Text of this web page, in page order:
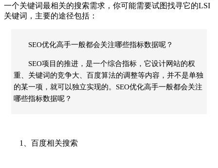
一个关键词最相关的搜索需求，你可能需要试图找寻它的LSI
关键词，主要的途径包括：
SEO优化高手一般都会关注哪些指标数据呢？
SEO项目的推进，是一个综合指标，它设计网站的权
重、关键词的竞争大、百度算法的调整等内容，并不是单独
的某一项，就可以独立实现的。SEO优化高手一般都会关注
哪些指标数据呢？
1、百度相关搜索